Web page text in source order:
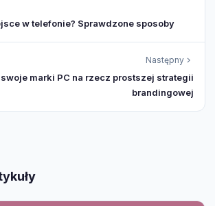
w telefonie? Sprawdzone sposoby
Następny
marki PC na rzecz prostszej strategii
brandingowej